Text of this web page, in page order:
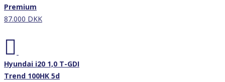
Premium
87.000 DKK
Hyundai i20 1,0 T-GDI
Trend 100HK 5d